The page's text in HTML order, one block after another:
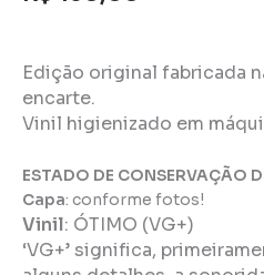
Edição original fabricada
encarte.
Vinil higienizado em
ESTADO DE CONSERVAÇÃO
Capa: conforme fotos!
Vinil: ÓTIMO (VG+)
‘VG+’ significa,